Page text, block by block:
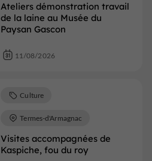
Ateliers démonstration travail
de la laine au Musée du
Paysan Gascon
11/08/2026
Visites accompagnées de
Kaspiche, fou du roy
Culture
Termes-d'Armagnac